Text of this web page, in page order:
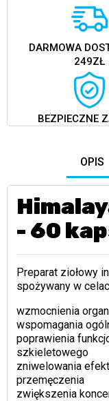
DARMOWA
249ZŁ
BEZPIECZNE
OPIS
- 60
Preparat ziołowy
spożywany w
wzmocnienia
wspomagania
poprawienia
szkieletowego
zniwelowania
przemęczenia
zwiększenia